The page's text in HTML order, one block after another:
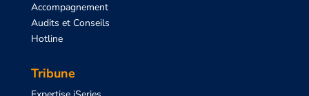
Accompagnement
Audits et Conseils
Hotline
Tribune